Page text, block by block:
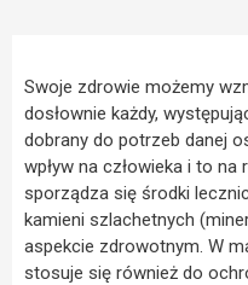
Swoje zdrowie możemy
dosłownie każdy,
dobrany do potrzeb danej
wpływ na człowieka i to
sporządza się środki
kamieni szlachetnych
aspekcie zdrowotnym. W
stosuje się również do